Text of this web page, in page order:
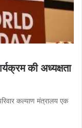
की अध्यक्षता
कल्याण मंत्रालय एक